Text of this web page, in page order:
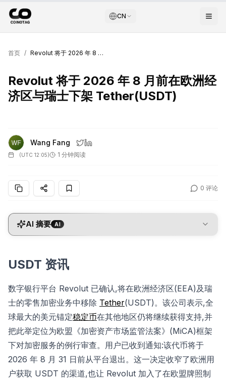
CN
首页 / Revolut 将于 2026 年 8 月前在欧洲经济区与瑞士下架 Tether(USDT)
Revolut 将于 2026 年 8 月前在欧洲经
济区与瑞士下架 Tether(USDT)
Wang Fang
(UTC 12:05) 1 分钟阅读
0 评论
AI 摘要 AI
USDT 资讯
数字银行平台 Revolut 已确认,将在欧洲经济区(EEA)及瑞
士的零售加密业务中移除 Tether(USDT)。该公司表示,全
球最大的美元锚定稳定币在其他地区仍将继续获得支持,并
把此举定位为欧盟《加密资产市场监管法案》(MiCA)框架
下对加密服务的例行审查。用户已收到通知:该代币将于
2026 年 8 月 31 日前从平台退出。这一决定收窄了欧洲用
户获取 USDT 的渠道,也让 Revolut 加入了在欧盟牌照制